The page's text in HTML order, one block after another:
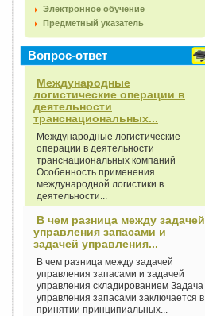
Электронное обучение
Предметный указатель
Вопрос-ответ
Международные
логистические операции в
деятельности
транснациональных...
Международные логистические
операции в деятельности
транснациональных компаний
Особенность применения
международной логистики в
деятельности...
В чем разница между задачей
управления запасами и
задачей управления...
В чем разница между задачей
управления запасами и задачей
управления складированием Задача
управления запасами заключается в
принятии принципиальных...